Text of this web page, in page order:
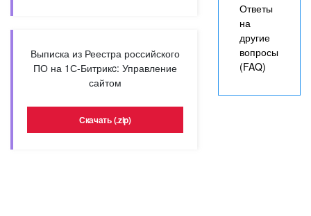
Выписка из Реестра российского
ПО на 1С-Битрикc: Управление
сайтом
Скачать (.zip)
Ответы
на
другие
вопросы
(FAQ)